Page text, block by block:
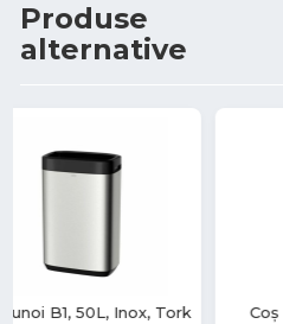
Produse
alternative
Coș gunoi B3, 5L, Tork